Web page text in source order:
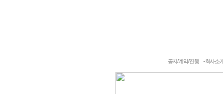
공지/계약/진행 회사소